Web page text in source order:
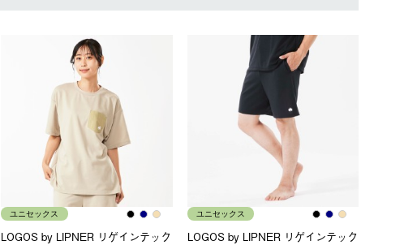
ユニセックス
LOGOS by LIPNER リゲインテック
ユニセックス
LOGOS by LIPNER リゲインテック